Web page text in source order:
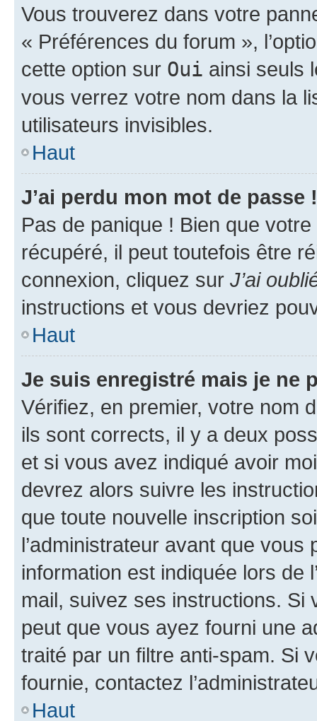
Vous trouverez dans votre
« Préférences du forum »,
cette option sur Oui ainsi seuls
vous verrez votre nom dans la
utilisateurs invisibles.
Haut
J’ai perdu mon mot de passe !
Pas de panique ! Bien que
récupéré, il peut toutefois être
connexion, cliquez sur J’ai
instructions et vous devriez
Haut
Je suis enregistré mais je ne
Vérifiez, en premier, votre nom
ils sont corrects, il y a deux
et si vous avez indiqué avoir
devrez alors suivre les
que toute nouvelle inscription
l’administrateur avant que
information est indiquée lors de
mail, suivez ses instructions. Si
peut que vous ayez fourni une
traité par un filtre anti-spam. Si
fournie, contactez
Haut